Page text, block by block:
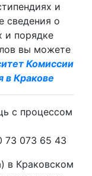
и
сведения о
и порядке
вы можете
Комиссии
в Кракове
с процессом
73 073 65 43
в Краковском